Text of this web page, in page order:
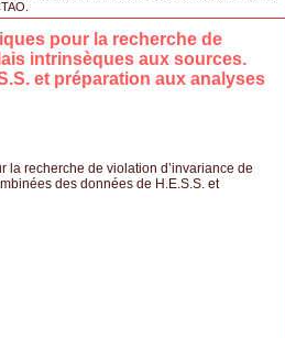
pour la recherche de
intrinsèques aux sources.
et préparation aux analyses
la recherche de violation d’invariance de
des données de H.E.S.S. et